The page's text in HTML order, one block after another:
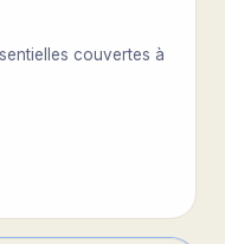
couvertes à